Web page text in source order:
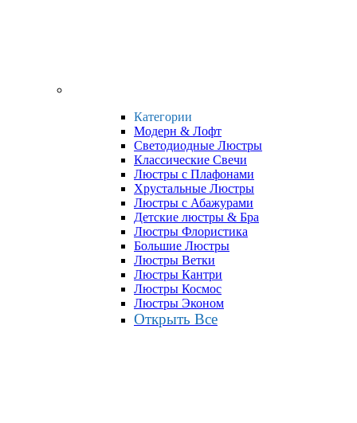
Категории
Модерн & Лофт
Светодиодные Люстры
Классические Свечи
Люстры с Плафонами
Хрустальные Люстры
Люстры с Абажурами
Детские люстры & Бра
Люстры Флористика
Большие Люстры
Люстры Ветки
Люстры Кантри
Люстры Космос
Люстры Эконом
Открыть Все